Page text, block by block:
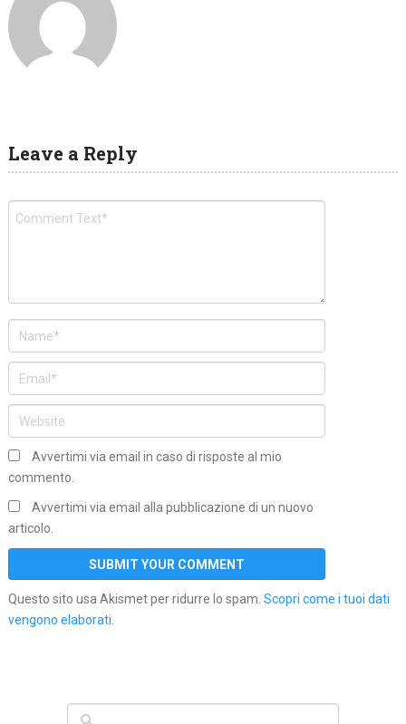
Leave a Reply
Avvertimi via email in caso di risposte al mio
commento.
Avvertimi via email alla pubblicazione di un nuovo
articolo.
Questo sito usa Akismet per ridurre lo spam. Scopri come i tuoi dati
vengono elaborati.